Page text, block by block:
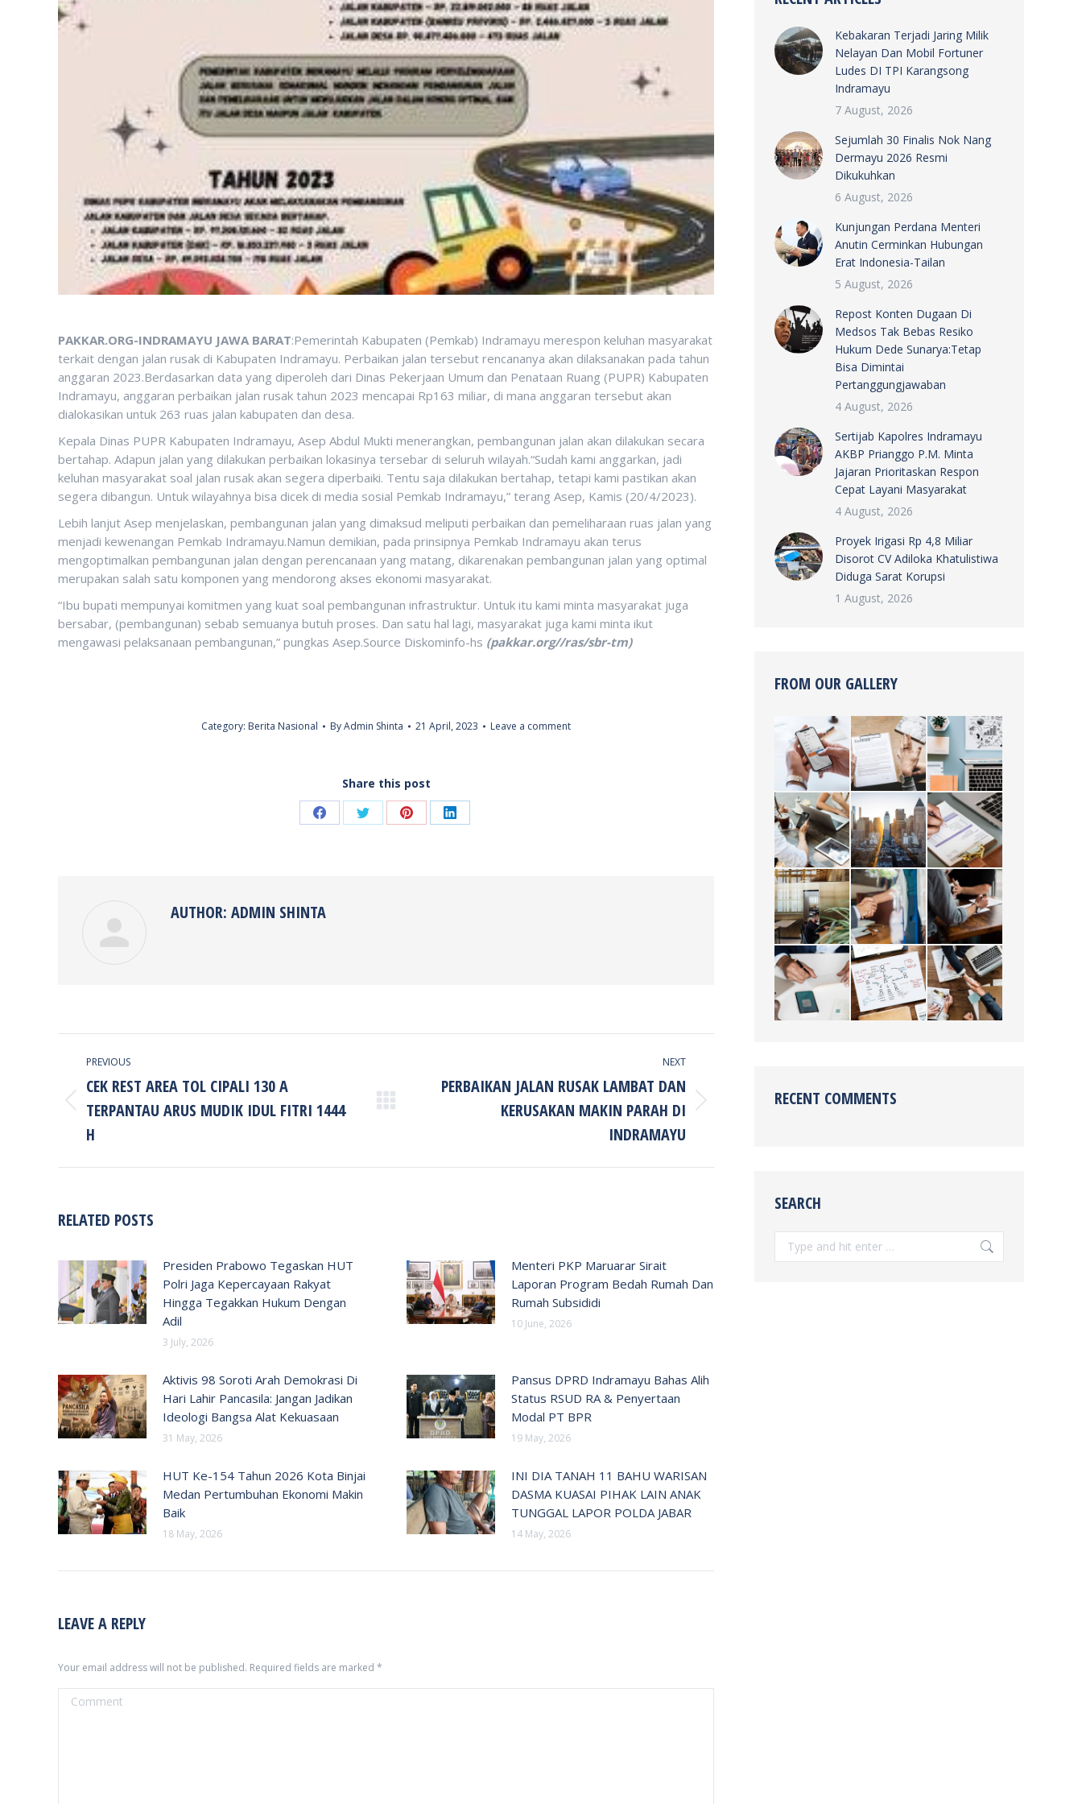
PAKKAR.ORG-INDRAMAYU JAWA BARAT:Pemerintah Kabupaten (Pemkab) Indramayu merespon keluhan masyarakat
terkait dengan jalan rusak di Kabupaten Indramayu. Perbaikan jalan tersebut rencananya akan dilaksanakan pada tahun
anggaran 2023.Berdasarkan data yang diperoleh dari Dinas Pekerjaan Umum dan Penataan Ruang (PUPR) Kabupaten
Indramayu, anggaran perbaikan jalan rusak tahun 2023 mencapai Rp163 miliar, di mana anggaran tersebut akan
dialokasikan untuk 263 ruas jalan kabupaten dan desa.
Kepala Dinas PUPR Kabupaten Indramayu, Asep Abdul Mukti menerangkan, pembangunan jalan akan dilakukan secara
bertahap. Adapun jalan yang dilakukan perbaikan lokasinya tersebar di seluruh wilayah.“Sudah kami anggarkan, jadi
keluhan masyarakat soal jalan rusak akan segera diperbaiki. Tentu saja dilakukan bertahap, tetapi kami pastikan akan
segera dibangun. Untuk wilayahnya bisa dicek di media sosial Pemkab Indramayu,” terang Asep, Kamis (20/4/2023).
Lebih lanjut Asep menjelaskan, pembangunan jalan yang dimaksud meliputi perbaikan dan pemeliharaan ruas jalan yang
menjadi kewenangan Pemkab Indramayu.Namun demikian, pada prinsipnya Pemkab Indramayu akan terus
mengoptimalkan pembangunan jalan dengan perencanaan yang matang, dikarenakan pembangunan jalan yang optimal
merupakan salah satu komponen yang mendorong akses ekonomi masyarakat.
“Ibu bupati mempunyai komitmen yang kuat soal pembangunan infrastruktur. Untuk itu kami minta masyarakat juga
bersabar, (pembangunan) sebab semuanya butuh proses. Dan satu hal lagi, masyarakat juga kami minta ikut
mengawasi pelaksanaan pembangunan,” pungkas Asep.Source Diskominfo-hs (pakkar.org//ras/sbr-tm)
Category: Berita Nasional ByAdmin Shinta 21 April, 2023 Leave a comment
Share this post
Share Share Share Share
AUTHOR: ADMIN SHINTA
NAVIGATION
PREVIOUS
Previous
post:
CEK REST AREA TOL CIPALI 130 A
TERPANTAU ARUS MUDIK IDUL FITRI 1444
H
NEXT
PERBAIKAN JALAN RUSAK LAMBAT DAN
KERUSAKAN MAKIN PARAH DI
INDRAMAYU
RELATED POSTS
Presiden Prabowo Tegaskan HUT
Polri Jaga Kepercayaan Rakyat
Hingga Tegakkan Hukum Dengan
Adil
3 July, 2026
Menteri PKP Maruarar Sirait
Laporan Program Bedah Rumah Dan
Rumah Subsididi
10 June, 2026
Aktivis 98 Soroti Arah Demokrasi Di
Hari Lahir Pancasila: Jangan Jadikan
Ideologi Bangsa Alat Kekuasaan
31 May, 2026
Pansus DPRD Indramayu Bahas Alih
Status RSUD RA & Penyertaan
Modal PT BPR
19 May, 2026
HUT Ke-154 Tahun 2026 Kota Binjai
Medan Pertumbuhan Ekonomi Makin
Baik
18 May, 2026
INI DIA TANAH 11 BAHU WARISAN
DASMA KUASAI PIHAK LAIN ANAK
TUNGGAL LAPOR POLDA JABAR
14 May, 2026
LEAVE A REPLY
Your email address will not be published. Required fields are marked *
Comment
Kebakaran Terjadi Jaring Milik
Nelayan Dan Mobil Fortuner
Ludes DI TPI Karangsong
Indramayu
7 August, 2026
Sejumlah 30 Finalis Nok Nang
Dermayu 2026 Resmi
Dikukuhkan
6 August, 2026
Kunjungan Perdana Menteri
Anutin Cerminkan Hubungan
Erat Indonesia-Tailan
5 August, 2026
Repost Konten Dugaan Di
Medsos Tak Bebas Resiko
Hukum Dede Sunarya:Tetap
Bisa Dimintai
Pertanggungjawaban
4 August, 2026
Sertijab Kapolres Indramayu
AKBP Prianggo P.M. Minta
Jajaran Prioritaskan Respon
Cepat Layani Masyarakat
4 August, 2026
Proyek Irigasi Rp 4,8 Miliar
Disorot CV Adiloka Khatulistiwa
Diduga Sarat Korupsi
1 August, 2026
FROM OUR GALLERY
RECENT COMMENTS
SEARCH
Search: